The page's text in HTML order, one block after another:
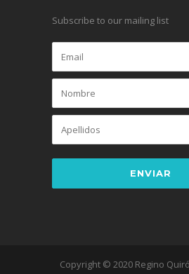
Subscribe to our mailing list
Copyright © 2020 Regino